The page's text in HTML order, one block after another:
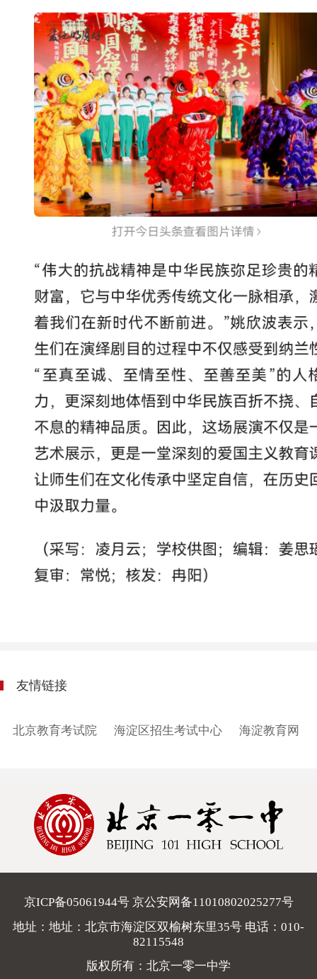
友情链接
北京教育考试院 海淀区招生考试中心 海淀教育网
京ICP备05061944号 京公安网备11010802025277号
地址：地址：北京市海淀区双榆树东里35号 电话： 010-
82115548
版权所有：北京一零一中学